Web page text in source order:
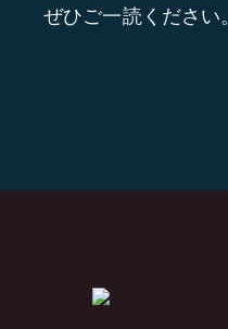
ぜひご一読ください